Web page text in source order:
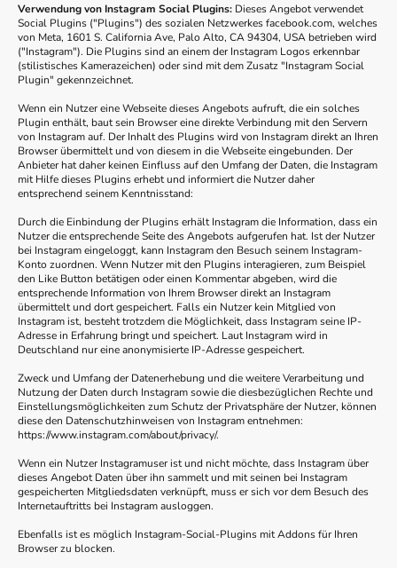
Verwendung von Instagram Social Plugins: Dieses Angebot verwendet
Social Plugins ("Plugins") des sozialen Netzwerkes facebook.com, welches
von Meta, 1601 S. California Ave, Palo Alto, CA 94304, USA betrieben wird
("Instagram"). Die Plugins sind an einem der Instagram Logos erkennbar
(stilistisches Kamerazeichen) oder sind mit dem Zusatz "Instagram Social
Plugin" gekennzeichnet.
Wenn ein Nutzer eine Webseite dieses Angebots aufruft, die ein solches
Plugin enthält, baut sein Browser eine direkte Verbindung mit den Servern
von Instagram auf. Der Inhalt des Plugins wird von Instagram direkt an Ihren
Browser übermittelt und von diesem in die Webseite eingebunden. Der
Anbieter hat daher keinen Einfluss auf den Umfang der Daten, die Instagram
mit Hilfe dieses Plugins erhebt und informiert die Nutzer daher
entsprechend seinem Kenntnisstand:
Durch die Einbindung der Plugins erhält Instagram die Information, dass ein
Nutzer die entsprechende Seite des Angebots aufgerufen hat. Ist der Nutzer
bei Instagram eingeloggt, kann Instagram den Besuch seinem Instagram-
Konto zuordnen. Wenn Nutzer mit den Plugins interagieren, zum Beispiel
den Like Button betätigen oder einen Kommentar abgeben, wird die
entsprechende Information von Ihrem Browser direkt an Instagram
übermittelt und dort gespeichert. Falls ein Nutzer kein Mitglied von
Instagram ist, besteht trotzdem die Möglichkeit, dass Instagram seine IP-
Adresse in Erfahrung bringt und speichert. Laut Instagram wird in
Deutschland nur eine anonymisierte IP-Adresse gespeichert.
Zweck und Umfang der Datenerhebung und die weitere Verarbeitung und
Nutzung der Daten durch Instagram sowie die diesbezüglichen Rechte und
Einstellungsmöglichkeiten zum Schutz der Privatsphäre der Nutzer, können
diese den Datenschutzhinweisen von Instagram entnehmen:
https://www.instagram.com/about/privacy/.
Wenn ein Nutzer Instagramuser ist und nicht möchte, dass Instagram über
dieses Angebot Daten über ihn sammelt und mit seinen bei Instagram
gespeicherten Mitgliedsdaten verknüpft, muss er sich vor dem Besuch des
Internetauftritts bei Instagram ausloggen.
Ebenfalls ist es möglich Instagram-Social-Plugins mit Addons für Ihren
Browser zu blocken.